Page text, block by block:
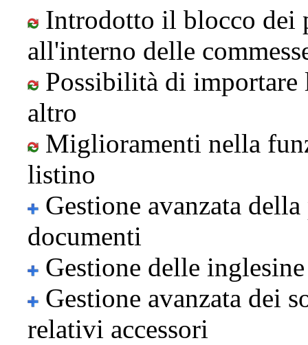
Introdotto il blocco dei
all'interno delle
Possibilità di importare
altro
Miglioramenti nella
listino
Gestione avanzata
documenti
Gestione delle
Gestione avanzata dei
relativi accessori